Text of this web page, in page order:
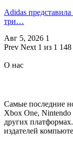
Adidas
три…
Авг 5, 2026 1
Prev Next 1 из 1 148
О нас
Самые последние
Xbox One,
других
издателей